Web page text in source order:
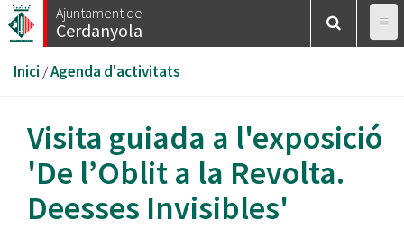
Vés
al
Ajuntament de
Cerdanyola
Esteu
aquí
Inici /Agenda d'activitats
Visita guiada a l'exposició
'De l’Oblit a la Revolta.
Deesses Invisibles'